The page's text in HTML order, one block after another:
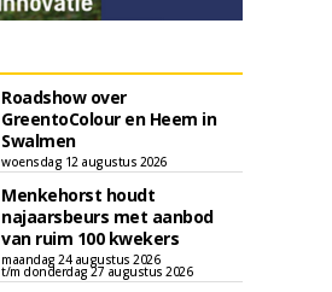
Roadshow over
GreentoColour en Heem in
Swalmen
woensdag 12 augustus 2026
Menkehorst houdt
najaarsbeurs met aanbod
van ruim 100 kwekers
maandag 24 augustus 2026
t/m donderdag 27 augustus 2026